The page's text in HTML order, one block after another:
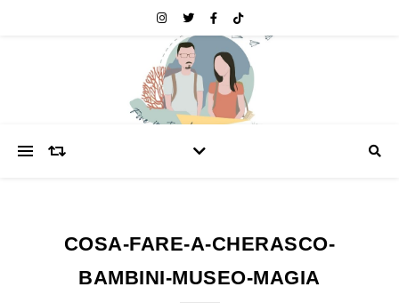
COSA-FARE-A-CHERASCO-
BAMBINI-MUSEO-MAGIA